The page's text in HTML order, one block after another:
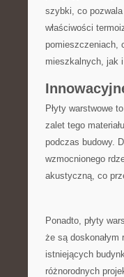
szybki,⁣ co
właściwości
pomieszczeniach,
mieszkalnych, jak
Płyty⁣ warstwowe
zalet tego
podczas budowy.
wzmocnionego
akustyczną, co
Ponadto, płyty
że‌ są ⁣doskonałym⁤
istniejących
różnorodnych